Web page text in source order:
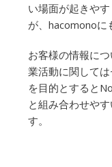
い場面が起きや
が、hacomonoに
お客様の情報に
業活動に関して
を目的とすると
と組み合わせや
す。